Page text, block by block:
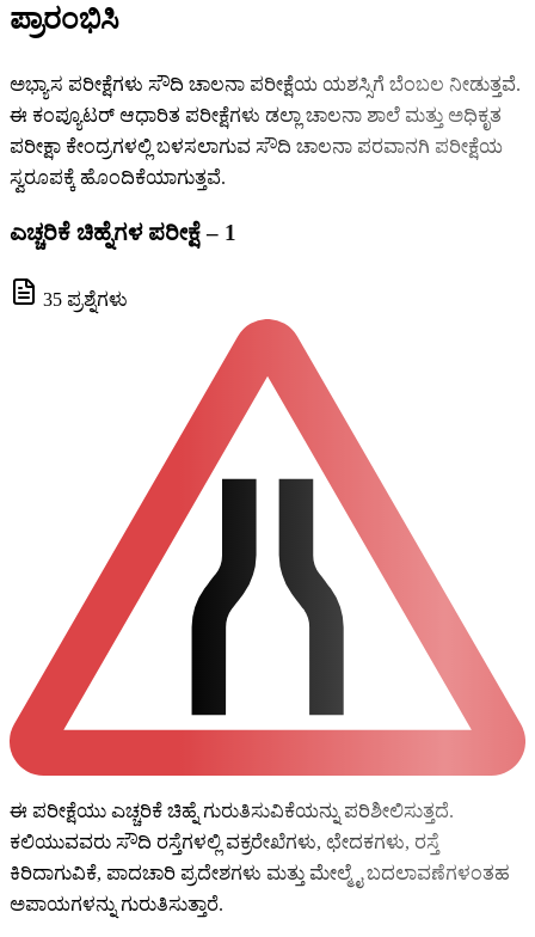
ಪ್ರಾರಂಭಿಸಿ
ಅಭ್ಯಾಸ ಪರೀಕ್ಷೆಗಳು ಸೌದಿ ಚಾಲನಾ ಪರೀಕ್ಷೆಯ ಯಶಸ್ಸಿಗೆ ಬೆಂಬಲ ನೀಡುತ್ತವೆ.
ಈ ಕಂಪ್ಯೂಟರ್ ಆಧಾರಿತ ಪರೀಕ್ಷೆಗಳು ಡಲ್ಲಾ ಚಾಲನಾ ಶಾಲೆ ಮತ್ತು ಅಧಿಕೃತ
ಪರೀಕ್ಷಾ ಕೇಂದ್ರಗಳಲ್ಲಿ ಬಳಸಲಾಗುವ ಸೌದಿ ಚಾಲನಾ ಪರವಾನಗಿ ಪರೀಕ್ಷೆಯ
ಸ್ವರೂಪಕ್ಕೆ ಹೊಂದಿಕೆಯಾಗುತ್ತವೆ.
ಎಚ್ಚರಿಕೆ ಚಿಹ್ನೆಗಳ ಪರೀಕ್ಷೆ – 1
35 ಪ್ರಶ್ನೆಗಳು
ಈ ಪರೀಕ್ಷೆಯು ಎಚ್ಚರಿಕೆ ಚಿಹ್ನೆ ಗುರುತಿಸುವಿಕೆಯನ್ನು ಪರಿಶೀಲಿಸುತ್ತದೆ.
ಕಲಿಯುವವರು ಸೌದಿ ರಸ್ತೆಗಳಲ್ಲಿ ವಕ್ರರೇಖೆಗಳು, ಛೇದಕಗಳು, ರಸ್ತೆ
ಕಿರಿದಾಗುವಿಕೆ, ಪಾದಚಾರಿ ಪ್ರದೇಶಗಳು ಮತ್ತು ಮೇಲ್ಮೈ ಬದಲಾವಣೆಗಳಂತಹ
ಅಪಾಯಗಳನ್ನು ಗುರುತಿಸುತ್ತಾರೆ.